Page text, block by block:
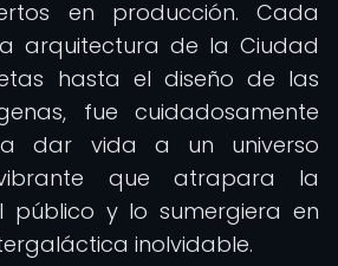
en producción. Cada
arquitectura de la Ciudad
hasta el diseño de las
fue cuidadosamente
dar vida a un universo
que atrapara la
público y lo sumergiera en
inolvidable.